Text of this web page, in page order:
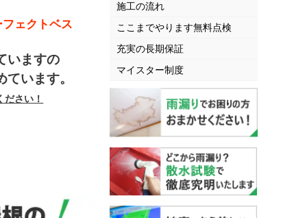
ェクトベス
いますの
います。
さい！
施工の流れ
ここまでやります無料点検
充実の長期保証
マイスター制度